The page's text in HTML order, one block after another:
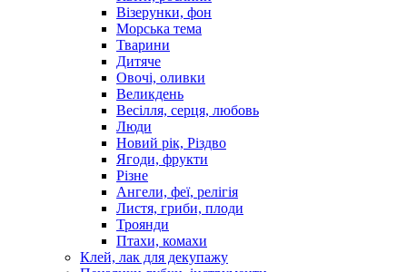
Візерунки, фон
Морська тема
Тварини
Дитяче
Овочі, оливки
Великдень
Весілля, серця, любовь
Люди
Новий рік, Різдво
Ягоди, фрукти
Різне
Ангели, феї, релігія
Листя, гриби, плоди
Троянди
Птахи, комахи
Клей, лак для декупажу